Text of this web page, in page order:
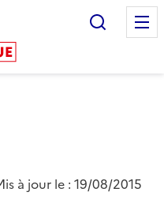
à jour le : 19/08/2015